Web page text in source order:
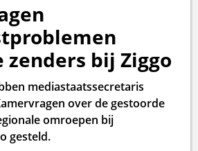
zenders bij Ziggo
mediastaatssecretaris
over de gestoorde
omroepen bij
gesteld.